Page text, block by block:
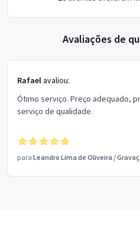
Avaliações de
Rafaelavaliou:
Ótimo serviço. Preço adequado, prazo cumprido,
serviço de qualidade.
para Leandro Lima de Oliveira /